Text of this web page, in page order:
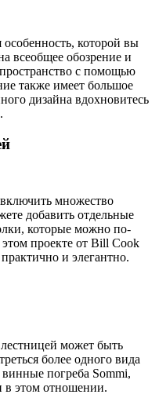
которой вы
всеобщее обозрение и
с помощью
также имеет большое
дизайна вдохновитесь
множество
добавить отдельные
которые можно по-
проекте от Bill Cook
и элегантно.
может быть
более одного вида
погреба Sommi,
в этом отношении.